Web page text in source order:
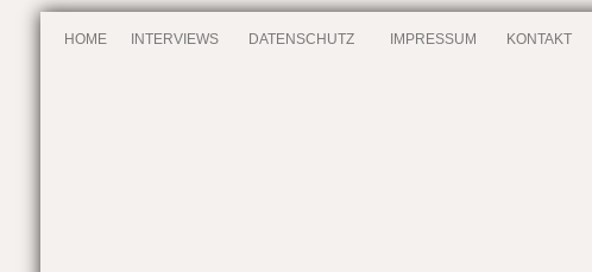
HOME INTERVIEWS DATENSCHUTZ IMPRESSUM KONTAKT